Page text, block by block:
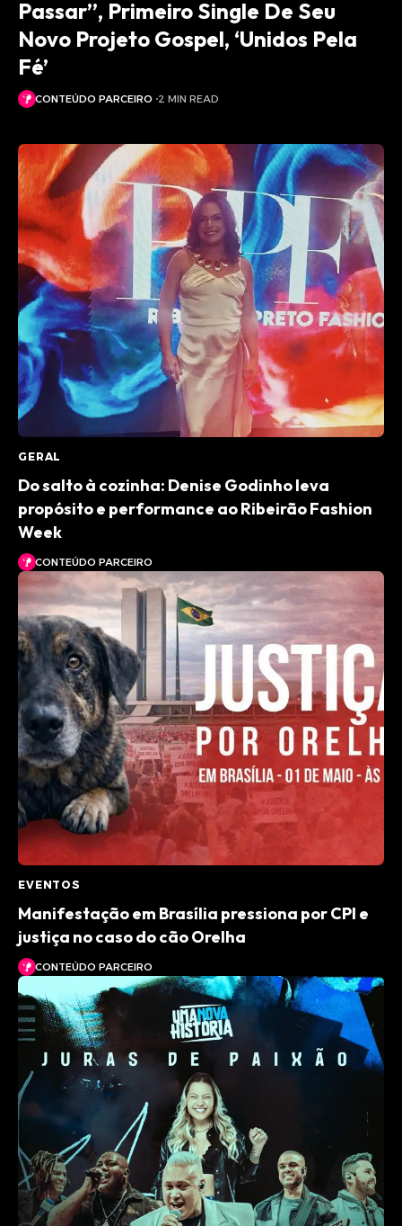
Passar”, Primeiro Single De Seu
Novo Projeto Gospel, ‘Unidos Pela
Fé’
CONTEÚDO PARCEIRO 2 MIN READ
GERAL
Do salto à cozinha: Denise Godinho leva
propósito e performance ao Ribeirão Fashion
Week
CONTEÚDO PARCEIRO
EVENTOS
Manifestação em Brasília pressiona por CPI e
justiça no caso do cão Orelha
CONTEÚDO PARCEIRO